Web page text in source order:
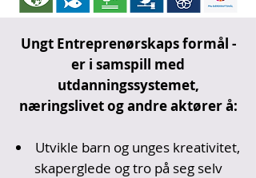
Ungt Entreprenørskaps formål -
er i samspill med
utdanningssystemet,
næringslivet og andre aktører å:
Utvikle barn og unges kreativitet,
skaperglede og tro på seg selv